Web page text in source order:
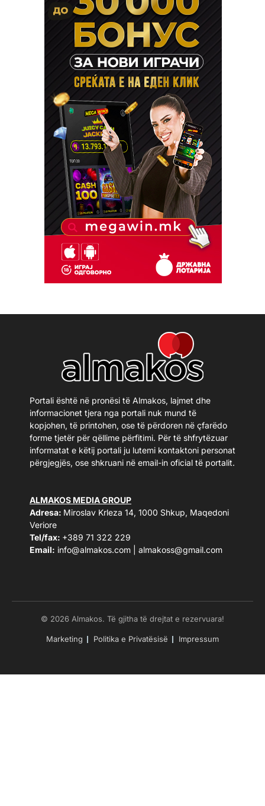
Portali është në pronësi të Almakos, lajmet dhe
informacionet tjera nga portali nuk mund të
kopjohen, të printohen, ose të përdoren në çfarëdo
forme tjetër për qëllime përfitimi. Për të shfrytëzuar
informatat e këtij portali ju lutemi kontaktoni personat
përgjegjës, ose shkruani në email-in oficial të portalit.
ALMAKOS MEDIA GROUP
Adresa: Miroslav Krleza 14, 1000 Shkup, Maqedoni
Veriore
Tel/fax: +389 71 322 229
Email: info@almakos.com almakoss@gmail.com
© 2026 Almakos. Të gjitha të drejtat e rezervuara!
Marketing Politika e Privatësisë Impressum